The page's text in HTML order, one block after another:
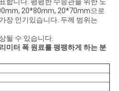
합니다. 평평한 수송관을 위한 노
20*80mm, 20*70mm으로
장 인기있습니다. 두께 범위는
될 수 있습니다.
미터 폭 원료를 팽팽하게 하는 분